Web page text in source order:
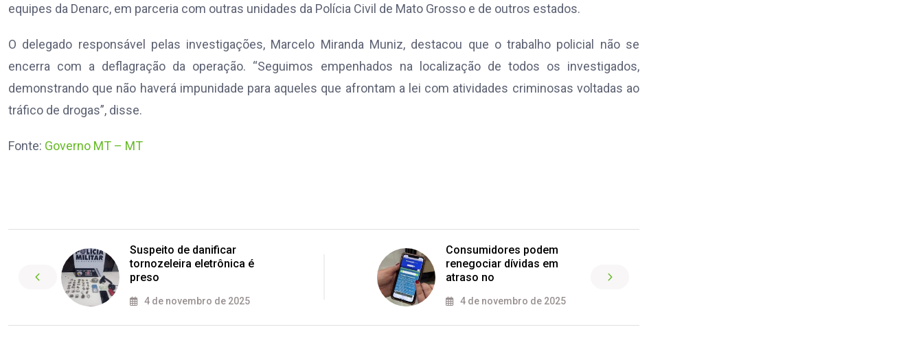
equipes da Denarc, em parceria com outras unidades da Polícia Civil de Mato Grosso e de outros estados.
O delegado responsável pelas investigações, Marcelo Miranda Muniz, destacou que o trabalho policial não se
encerra com a deflagração da operação. “Seguimos empenhados na localização de todos os investigados,
demonstrando que não haverá impunidade para aqueles que afrontam a lei com atividades criminosas voltadas ao
tráfico de drogas”, disse.
Fonte: Governo MT – MT
Suspeito de danificar
tornozeleira eletrônica é
preso
4 de novembro de 2025
Consumidores podem
renegociar dívidas em
atraso no
4 de novembro de 2025